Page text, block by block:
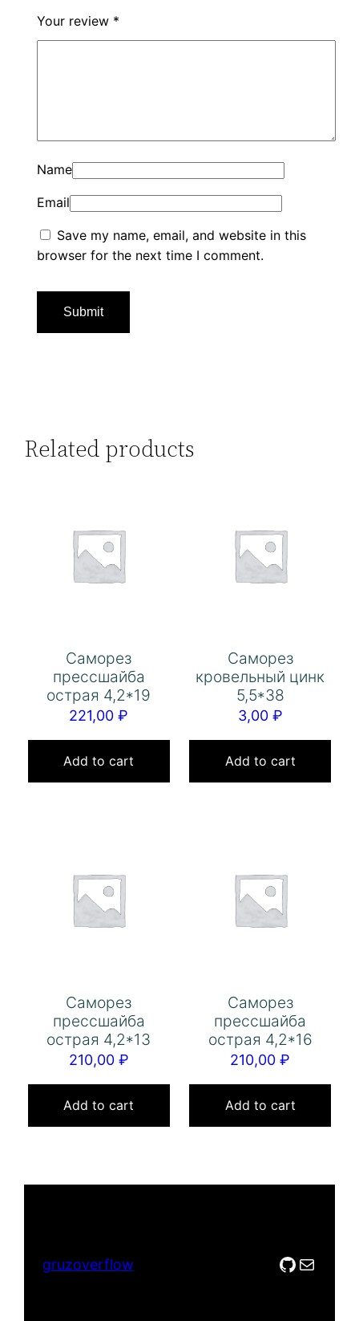
Your review *
Name
Email
Save my name, email, and website in this
browser for the next time I comment.
Related products
Саморез
прессшайба
острая 4,2*19
221,00₽
Add to cart
Саморез
кровельный цинк
5,5*38
3,00 ₽
Add to cart
Саморез
прессшайба
острая 4,2*13
210,00 ₽
Add to cart
Саморез
прессшайба
острая 4,2*16
210,00₽
Add to cart
gruzoverflow GitHub
Mail